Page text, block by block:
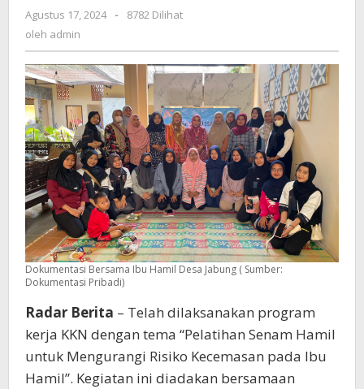
Desa
KKN
UNDIP
Agustus 17, 2024
oleh
-
8782 Dilihat
oleh admin
Dokumentasi Bersama Ibu Hamil Desa Jabung ( Sumber:
Dokumentasi Pribadi)
Radar Berita – Telah dilaksanakan program
kerja KKN dengan tema “Pelatihan Senam Hamil
untuk Mengurangi Risiko Kecemasan pada Ibu
Hamil”. Kegiatan ini diadakan bersamaan